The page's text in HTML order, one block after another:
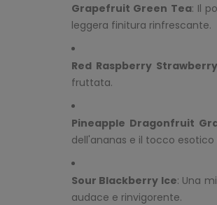
Grapefruit Green Tea: Il
leggera finitura rinfrescante.
Red Raspberry Strawberry
fruttata.
Pineapple Dragonfruit
dell'ananas e il tocco
Sour Blackberry Ice: Una
audace e rinvigorente.